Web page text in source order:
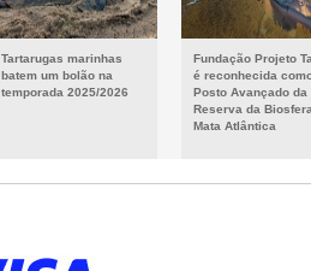
Tartarugas marinhas
batem um bolão na
temporada 2025/2026
Fundação Projeto
é reconhecida
Posto Avançado da
Reserva da
Mata Atlântica